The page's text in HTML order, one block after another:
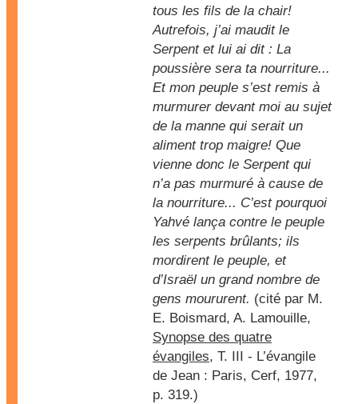
tous les fils de la chair!
Autrefois, j’ai maudit le
Serpent et lui ai dit : La
poussière sera ta nourriture...
Et mon peuple s’est remis à
murmurer devant moi au sujet
de la manne qui serait un
aliment trop maigre! Que
vienne donc le Serpent qui
n’a pas murmuré à cause de
la nourriture... C’est pourquoi
Yahvé lança contre le peuple
les serpents brûlants; ils
mordirent le peuple, et
d’Israël un grand nombre de
gens moururent. (cité par M.
E. Boismard, A. Lamouille,
Synopse des quatre
évangiles, T. III - L’évangile
de Jean : Paris, Cerf, 1977,
p. 319.)